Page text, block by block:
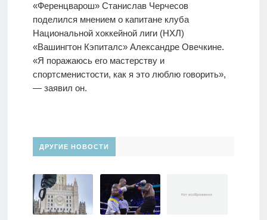
«Ференцварош» Станислав Черчесов
поделился мнением о капитане клуба
Национальной хоккейной лиги (НХЛ)
«Вашингтон Кэпиталс» Александре Овечкине.
«Я поражаюсь его мастерству и
спортсменистости, как я это люблю говорить»,
— заявил он.
ДРУГИЕ НОВОСТИ